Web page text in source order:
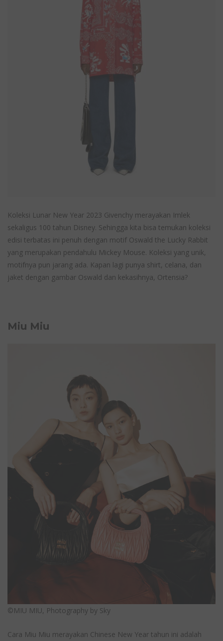
Koleksi Lunar New Year 2023 Givenchy merayakan Imlek
sekaligus 100 tahun Disney. Sehingga kita bisa temukan koleksi
edisi terbatas ini penuh dengan motif Oswald the Lucky Rabbit
yang merupakan pendahulu Mickey Mouse. Koleksi yang unik,
motifnya pun jarang ada. Kapan lagi punya shirt, celana, dan
jaket dengan gambar Oswald dan kekasihnya, Ortensia?
Miu Miu
©MIU MIU, Photography by Sky
Cara Miu Miu merayakan Chinese New Year tahun ini adalah